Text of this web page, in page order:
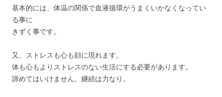
基本的には、体温の関係で血液循環がうまくいかなくなってい
る事に
きずく事です。
又、ストレスも心も顔に現れます。
体も心もよりストレスのない生活にする必要があります。
諦めてはいけません。継続は力なり。